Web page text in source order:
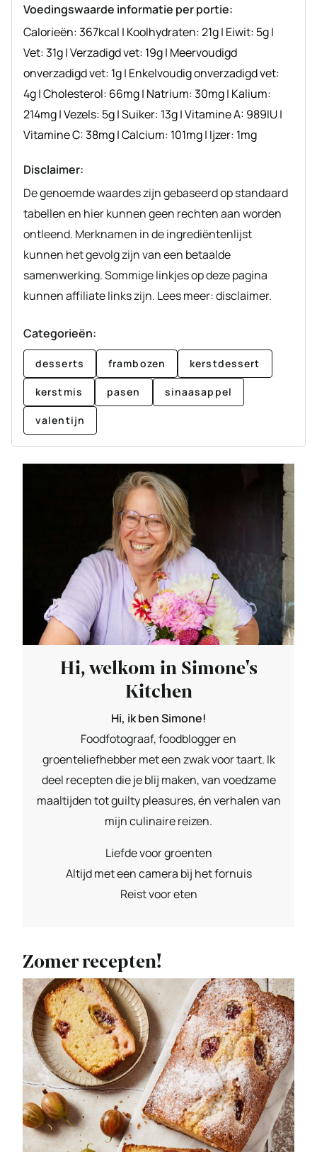
Voedingswaarde informatie per portie:
Calorieën:367kcal | Koolhydraten:21g| Eiwit: 5g|
Vet:31g|Verzadigd vet: 19g| Meervoudigd
onverzadigd vet: 1g| Enkelvoudig onverzadigd vet:
4g|Cholesterol: 66mg| Natrium:30mg| Kalium:
214mg|Vezels: 5g|Suiker: 13g|Vitamine A: 989IU|
Vitamine C:38mg|Calcium: 101mg| Ijzer: 1mg
Disclaimer:
De genoemde waardes zijn gebaseerd op standaard
tabellen en hier kunnen geen rechten aan worden
ontleend. Merknamen in de ingrediëntenlijst
kunnen het gevolg zijn van een betaalde
samenwerking. Sommige linkjes op deze pagina
kunnen affiliate links zijn. Lees meer: disclaimer.
Categorieën:
desserts frambozen kerstdessert
kerstmis pasen sinaasappel
valentijn
Hi, welkom in Simone's
Kitchen
Hi, ik ben Simone!
Foodfotograaf, foodblogger en
groenteliefhebber met een zwak voor taart. Ik
deel recepten die je blij maken, van voedzame
maaltijden tot guilty pleasures, én verhalen van
mijn culinaire reizen.
Liefde voor groenten
Altijd met een camera bij het fornuis
Reist voor eten
Zomer recepten!